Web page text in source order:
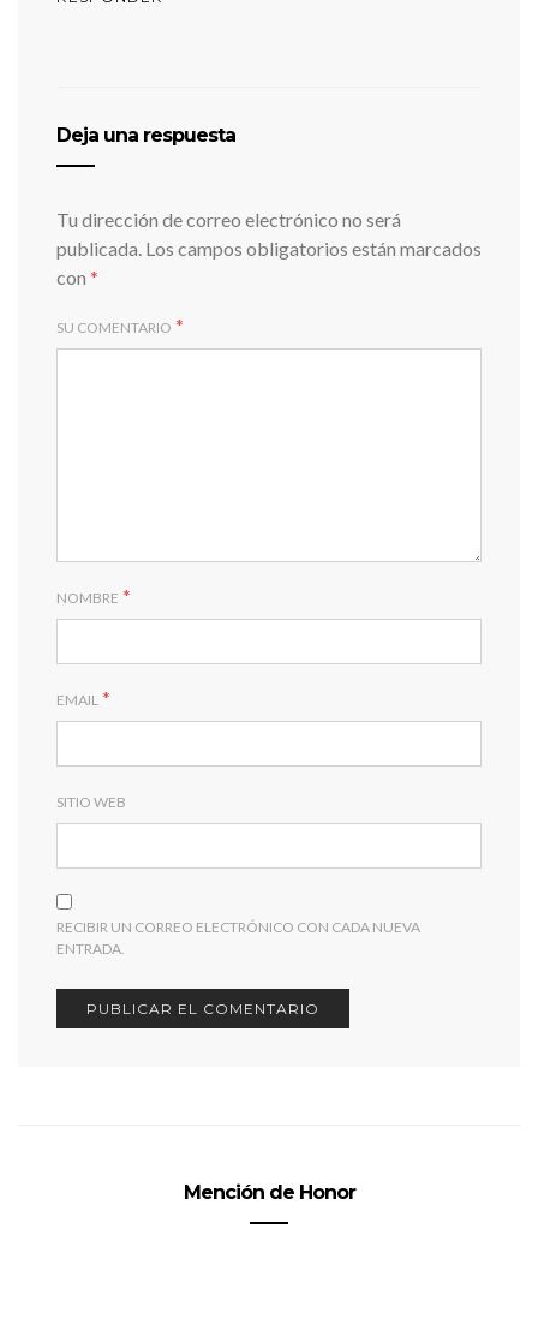
Deja una respuesta
Tu dirección de correo electrónico no será
publicada. Los campos obligatorios están marcados
con *
SU COMENTARIO *
NOMBRE *
EMAIL *
SITIO WEB
RECIBIR UN CORREO ELECTRÓNICO CON CADA NUEVA
ENTRADA.
Mención de Honor